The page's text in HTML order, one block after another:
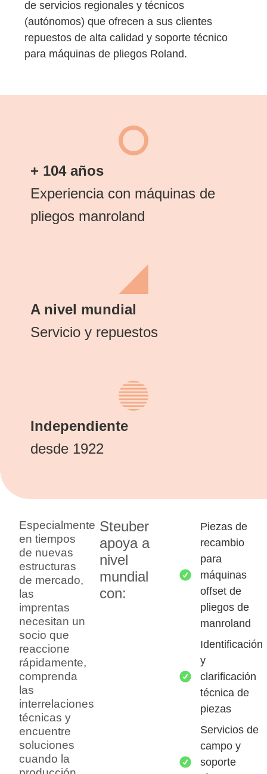
de servicios regionales y técnicos
(autónomos) que ofrecen a sus clientes
repuestos de alta calidad y soporte técnico
para máquinas de pliegos Roland.
+ 104 años
Experiencia con máquinas de
pliegos manroland
A nivel mundial
Servicio y repuestos
Independiente
desde 1922
Especialmente
en tiempos
de nuevas
estructuras
de mercado,
las
imprentas
necesitan un
socio que
reaccione
rápidamente,
comprenda
las
interrelaciones
técnicas y
encuentre
soluciones
cuando la
Steuber
apoya a
nivel
mundial
con:
Piezas de
recambio
para
máquinas
offset de
pliegos de
manroland
Identificación
y
clarificación
técnica de
piezas
Servicios de
campo y
soporte